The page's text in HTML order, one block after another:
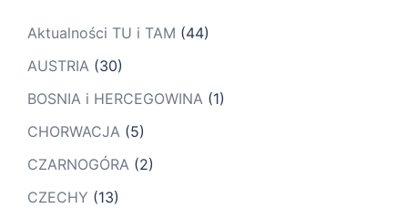
Aktualności TU i TAM (44)
AUSTRIA (30)
BOSNIA i HERCEGOWINA (1)
CHORWACJA (5)
CZARNOGÓRA (2)
CZECHY (13)